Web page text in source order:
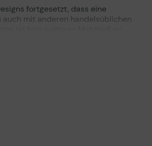
fortgesetzt, dass eine
mit anderen handelsüblichen